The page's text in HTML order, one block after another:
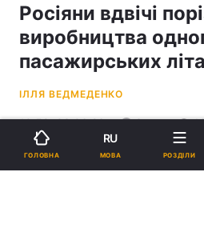
Росіяни вдвічі
виробництва
пасажирських
ІЛЛЯ ВЕДМЕДЕНКО
10:59, 03.06.26 3 хв.
Підпишіться
ГОЛОВНА
RU
МОВА РОЗДІЛИ